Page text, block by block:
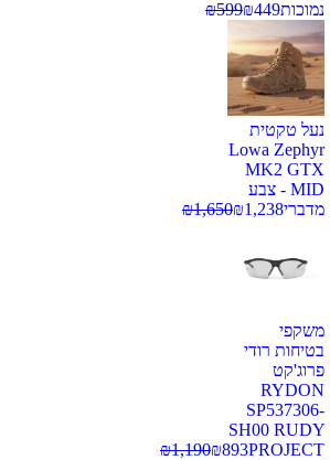
נמוכות
₪449
₪599
נעל טקטית
Lowa Zephyr
MK2 GTX
MID - צבע
מדברי
₪1,238
₪1,650
משקפי
בטיחות רודי
פרוג'קט
RYDON
SP537306-
SH00 RUDY
PROJECT
₪893
₪1,190